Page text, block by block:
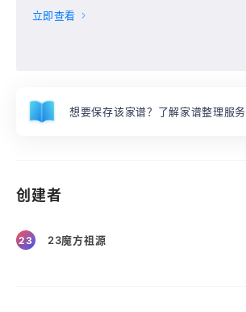
8册
立即查看
想要保存该家谱？了解家谱整理服务
创建者
23 23魔方祖源